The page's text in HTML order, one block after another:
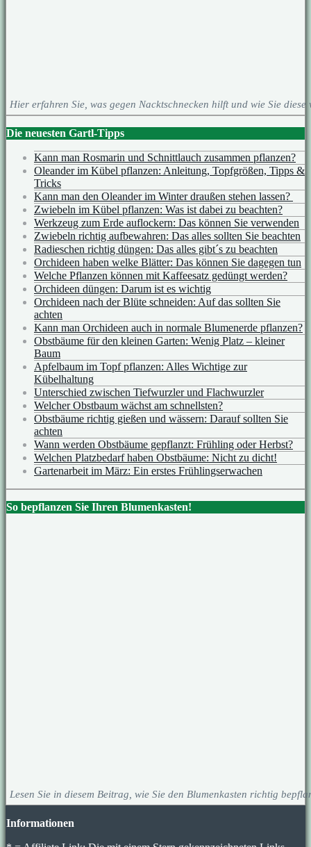
Hier erfahren Sie, was gegen Nacktschnecken hilft und wie Sie diese
Die neuesten Gartl-Tipps
Kann man Rosmarin und Schnittlauch zusammen pflanzen?
Oleander im Kübel pflanzen: Anleitung, Topfgrößen, Tipps &
Tricks
Kann man den Oleander im Winter draußen stehen lassen?
Zwiebeln im Kübel pflanzen: Was ist dabei zu beachten?
Werkzeug zum Erde auflockern: Das können Sie verwenden
Zwiebeln richtig aufbewahren: Das alles sollten Sie beachten
Radieschen richtig düngen: Das alles gibt´s zu beachten
Orchideen haben welke Blätter: Das können Sie dagegen tun
Welche Pflanzen können mit Kaffeesatz gedüngt werden?
Orchideen düngen: Darum ist es wichtig
Orchideen nach der Blüte schneiden: Auf das sollten Sie
achten
Kann man Orchideen auch in normale Blumenerde pflanzen?
Obstbäume für den kleinen Garten: Wenig Platz – kleiner
Baum
Apfelbaum im Topf pflanzen: Alles Wichtige zur
Kübelhaltung
Unterschied zwischen Tiefwurzler und Flachwurzler
Welcher Obstbaum wächst am schnellsten?
Obstbäume richtig gießen und wässern: Darauf sollten Sie
achten
Wann werden Obstbäume gepflanzt: Frühling oder Herbst?
Welchen Platzbedarf haben Obstbäume: Nicht zu dicht!
Gartenarbeit im März: Ein erstes Frühlingserwachen
So bepflanzen Sie Ihren Blumenkasten!
Lesen Sie in diesem Beitrag, wie Sie den Blumenkasten richtig
Informationen